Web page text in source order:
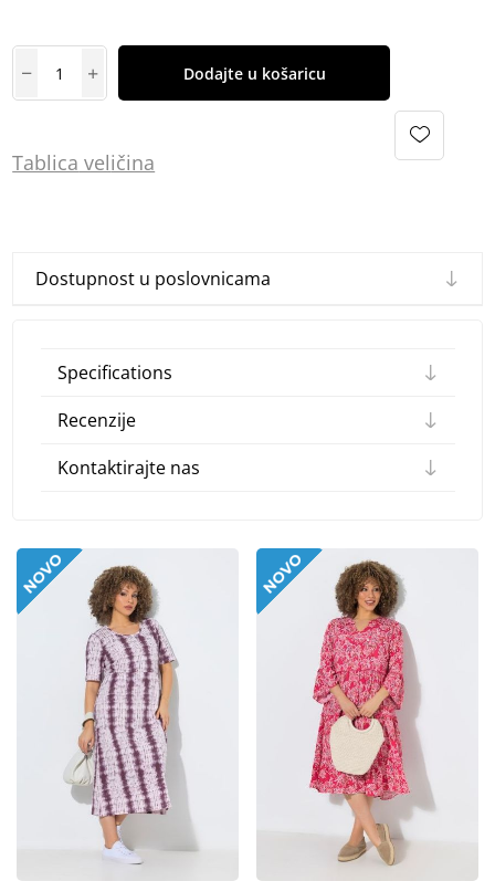
Dodajte u košaricu
Tablica veličina
Dostupnost u poslovnicama
Specifications
Recenzije
Kontaktirajte nas